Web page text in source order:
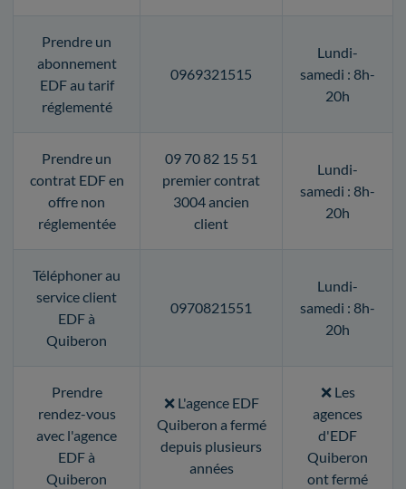
Prendre un
abonnement
EDF au tarif
réglementé
0969321515
Lundi-
samedi : 8h-
20h
Prendre un
contrat EDF en
offre non
réglementée
09 70 82 15 51
premier contrat
3004 ancien
client
Lundi-
samedi : 8h-
20h
Téléphoner au
service client
EDF à
Quiberon
0970821551
Lundi-
samedi : 8h-
20h
Prendre
rendez-vous
avec l'agence
EDF à
Quiberon
❌ L'agence EDF
Quiberon a fermé
depuis plusieurs
années
❌ Les
agences
d'EDF
Quiberon
ont fermé